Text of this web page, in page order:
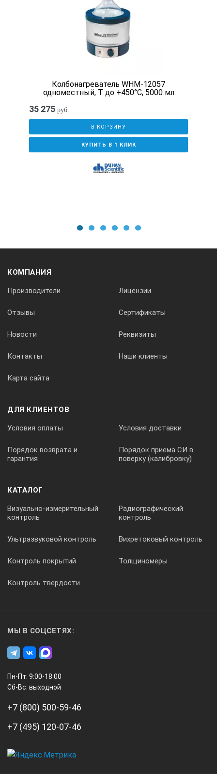
Колбонагреватель WHM-12057
одноместный, T до +450°С, 5000 мл
35 275 руб.
В КОРЗИНУ
КУПИТЬ В 1 КЛИК
КОМПАНИЯ
Производители Лицензии
Отзывы Сертификаты
Новости Реквизиты
Контакты Наши клиенты
Карта сайта
ДЛЯ КЛИЕНТОВ
Условия оплаты Условия доставки
Порядок возврата и
гарантия
Порядок приема СИ в
поверку (калибровку)
КАТАЛОГ
Визуально-измерительный
контроль
Радиографический
контроль
Ультразвуковой контроль Вихретоковый контроль
Контроль покрытий Толщиномеры
Контроль твердости
МЫ В СОЦСЕТЯХ:
Пн-Пт: 9:00-18:00
Сб-Вс: выходной
+7 (800) 500-59-46
+7 (495) 120-07-46